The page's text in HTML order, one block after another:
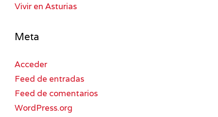
Vivir en Asturias
Meta
Acceder
Feed de entradas
Feed de comentarios
WordPress.org